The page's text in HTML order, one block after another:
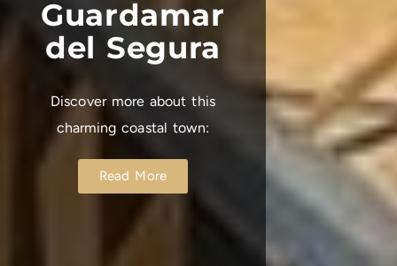
Guardamar
del Segura
Discover more about this
charming coastal town:
Read More